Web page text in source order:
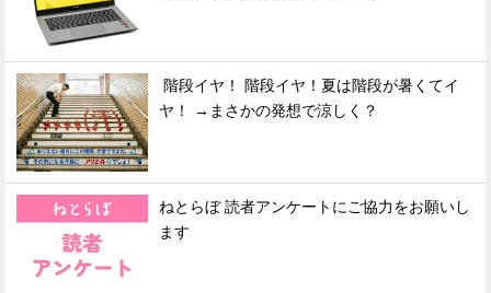
階段イヤ！ 階段イヤ！夏は階段が暑くてイ
ヤ！ →まさかの発想で涼しく？
ねとらぼ 読者アンケートにご協力をお願いし
ます